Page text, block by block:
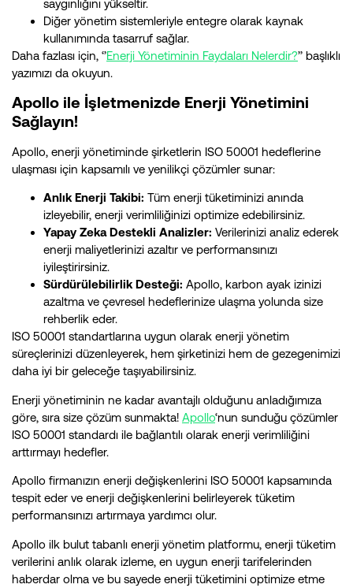
saygınlığını yükseltir.
Diğer yönetim sistemleriyle entegre olarak kaynak
kullanımında tasarruf sağlar.
Daha fazlası için, ‘’Enerji Yönetiminin Faydaları Nelerdir?’’ başlıklı
yazımızı da okuyun.
Apollo ile İşletmenizde Enerji Yönetimini
Sağlayın!
Apollo, enerji yönetiminde şirketlerin ISO 50001 hedeflerine
ulaşması için kapsamılı ve yenilikçi çözümler sunar:
Anlık Enerji Takibi: Tüm enerji tüketiminizi anında
izleyebilir, enerji verimliliğinizi optimize edebilirsiniz.
Yapay Zeka Destekli Analizler: Verilerinizi analiz ederek
enerji maliyetlerinizi azaltır ve performansınızı
iyileştirirsiniz.
Sürdürülebilirlik Desteği: Apollo, karbon ayak izinizi
azaltma ve çevresel hedeflerinize ulaşma yolunda size
rehberlik eder.
ISO 50001 standartlarına uygun olarak enerji yönetim
süreçlerinizi düzenleyerek, hem şirketinizi hem de gezegenimizi
daha iyi bir geleceğe taşıyabilirsiniz.
Enerji yönetiminin ne kadar avantajlı olduğunu anladığımıza
göre, sıra size çözüm sunmakta! Apollo‘nun sunduğu çözümler
ISO 50001 standardı ile bağlantılı olarak enerji verimliliğini
arttırmayı hedefler.
Apollo firmanızın enerji değişkenlerini ISO 50001 kapsamında
tespit eder ve enerji değişkenlerini belirleyerek tüketim
performansınızı artırmaya yardımcı olur.
Apollo ilk bulut tabanlı enerji yönetim platformu, enerji tüketim
verilerini anlık olarak izleme, en uygun enerji tarifelerinden
haberdar olma ve bu sayede enerji tüketimini optimize etme